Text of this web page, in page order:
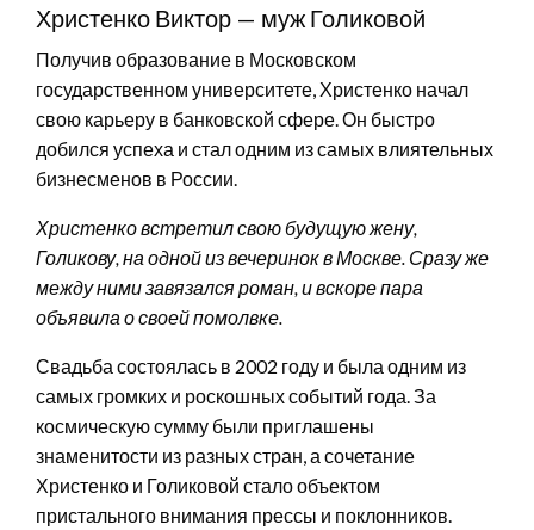
Христенко Виктор — муж Голиковой
Получив образование в Московском
государственном университете, Христенко начал
свою карьеру в банковской сфере. Он быстро
добился успеха и стал одним из самых влиятельных
бизнесменов в России.
Христенко встретил свою будущую жену,
Голикову, на одной из вечеринок в Москве. Сразу же
между ними завязался роман, и вскоре пара
объявила о своей помолвке.
Свадьба состоялась в 2002 году и была одним из
самых громких и роскошных событий года. За
космическую сумму были приглашены
знаменитости из разных стран, а сочетание
Христенко и Голиковой стало объектом
пристального внимания прессы и поклонников.